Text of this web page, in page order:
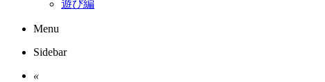
遊び編
Menu
Sidebar
«